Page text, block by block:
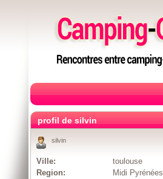
profil de silvin
silvin
Ville:
toulouse
Region:
Midi Pyrénées